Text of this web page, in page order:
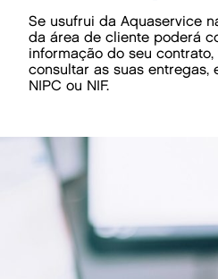
Se usufrui da Aquaservice
da área de cliente poderá
informação do seu
consultar as suas entregas,
NIPC ou NIF.